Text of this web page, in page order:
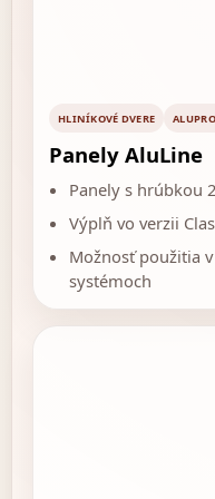
HLINÍKOVÉ DVERE
Panely AluLine
Panely s hrúbkou
Výplň vo verzii
Možnosť použitia
systémoch